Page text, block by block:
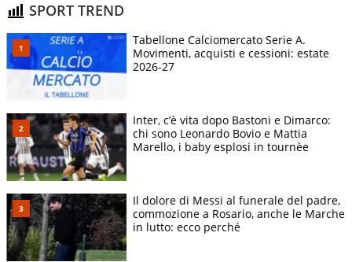
SPORT TREND
Tabellone Calciomercato Serie A.
Movimenti, acquisti e cessioni: estate
2026-27
Inter, c’è vita dopo Bastoni e Dimarco:
chi sono Leonardo Bovio e Mattia
Marello, i baby esplosi in tournèe
Il dolore di Messi al funerale del padre,
commozione a Rosario, anche le Marche
in lutto: ecco perché